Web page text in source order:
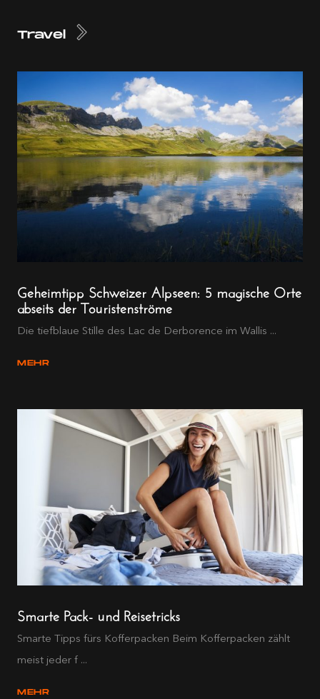
Travel
Geheimtipp Schweizer Alpseen: 5 magische Orte
abseits der Touristenströme
Die tiefblaue Stille des Lac de Derborence im Wallis ...
MEHR
Smarte Pack- und Reisetricks
Smarte Tipps fürs Kofferpacken Beim Kofferpacken zählt
meist jeder f ...
MEHR